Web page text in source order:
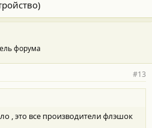
форума
#13
, это все производители флэшок